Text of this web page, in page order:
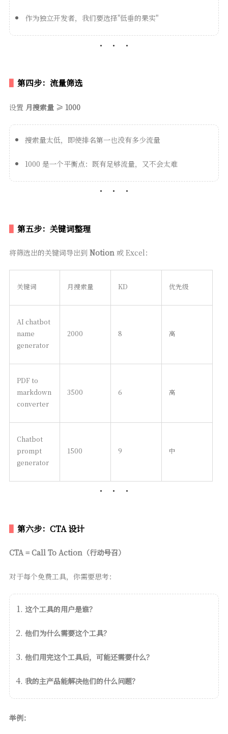
作为独立开发者，我们要选择"低垂的果实"
第四步：流量筛选
设置 月搜索量 ≥ 1000
搜索量太低，即使排名第一也没有多少流量
1000 是一个平衡点：既有足够流量，又不会太难
第五步：关键词整理
将筛选出的关键词导出到 Notion 或 Excel：
关键词 月搜索量 KD 优先级
AI chatbot
name
generator
2000 8 高
PDF to
markdown
converter
3500 6 高
Chatbot
prompt
generator
1500 9 中
第六步：CTA 设计
CTA = Call To Action（行动号召）
对于每个免费工具，你需要思考：
这个工具的用户是谁？
他们为什么需要这个工具？
他们用完这个工具后，可能还需要什么？
我的主产品能解决他们的什么问题？
举例：